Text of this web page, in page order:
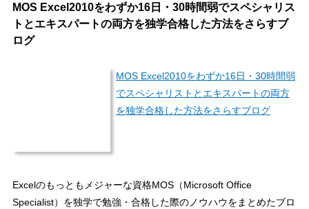
MOS Excel2010をわずか16日・30時間弱でスペシャリス
トとエキスパートの両方を独学合格した方法をさらすブ
ログ
MOS Excel2010をわずか16日・30時間弱
でスペシャリストとエキスパートの両方
を独学合格した方法をさらすブログ
Excelのもっともメジャーな資格MOS（Microsoft Office
Specialist）を独学で勉強・合格した際のノウハウをまとめたブロ